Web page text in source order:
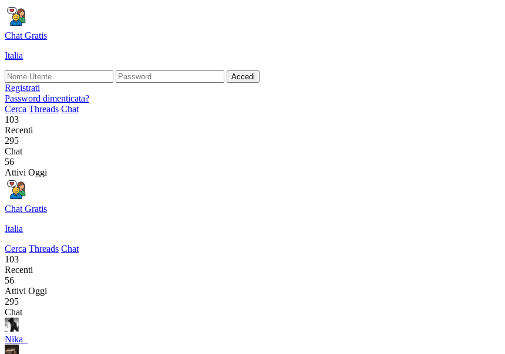
Chat Gratis
Italia
Accedi
Registrati
Password dimenticata?
Cerca Threads Chat
103
Recenti
295
Chat
56
Attivi Oggi
Chat Gratis
Italia
Cerca Threads Chat
103
Recenti
56
Attivi Oggi
295
Chat
Nika_